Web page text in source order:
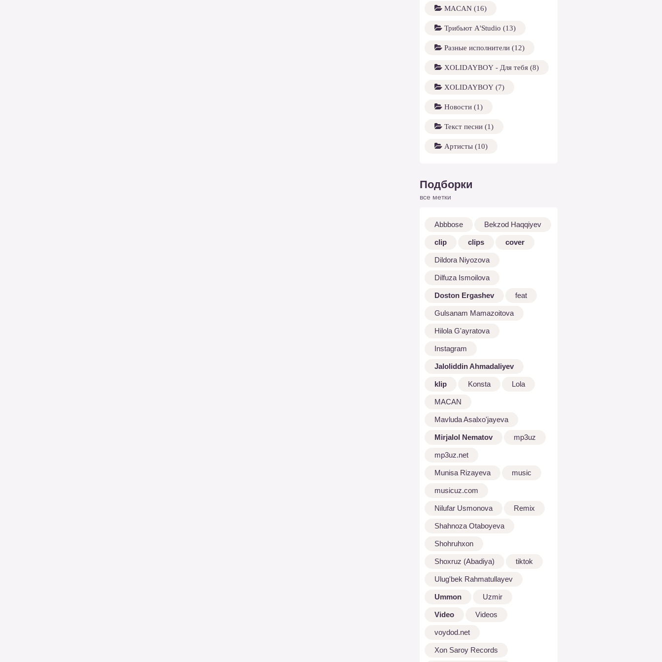
MACAN (16)
Трибьют A'Studio (13)
Разные исполнители (12)
XOLIDAYBOY - Для тебя (8)
XOLIDAYBOY (7)
Новости (1)
Текст песни (1)
Артисты (10)
Подборки
все метки
Abbbose Bekzod Haqqiyev
clip clips cover
Dildora Niyozova
Dilfuza Ismoilova
Doston Ergashev feat
Gulsanam Mamazoitova
Hilola G'ayratova
Instagram
Jaloliddin Ahmadaliyev
klip Konsta Lola
MACAN
Mavluda Asalxo'jayeva
Mirjalol Nematov mp3uz
mp3uz.net
Munisa Rizayeva music
musicuz.com
Nilufar Usmonova Remix
Shahnoza Otaboyeva
Shohruhxon
Shoxruz (Abadiya) tiktok
Ulug'bek Rahmatullayev
Ummon Uzmir
Video Videos
voydod.net
Xon Saroy Records